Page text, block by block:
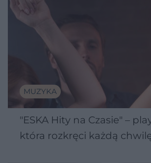
MUZYKA
"ESKA Hity na Czasie" –
która rozkręci każdą